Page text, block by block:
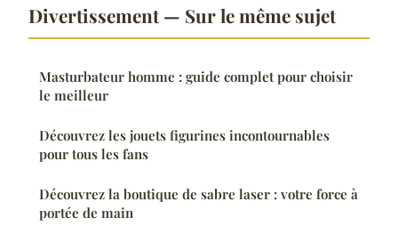
Divertissement — Sur le même sujet
Masturbateur homme : guide complet pour choisir
le meilleur
Découvrez les jouets figurines incontournables
pour tous les fans
Découvrez la boutique de sabre laser : votre force à
portée de main